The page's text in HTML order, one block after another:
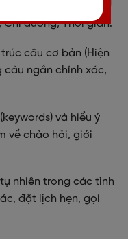
Chỉ đường, Thời gian.
câu cơ bản (Hiện
câu ngắn chính xác,
và hiểu ý
về chào hỏi, giới
nhiên trong các tình
đặt lịch hẹn, gọi